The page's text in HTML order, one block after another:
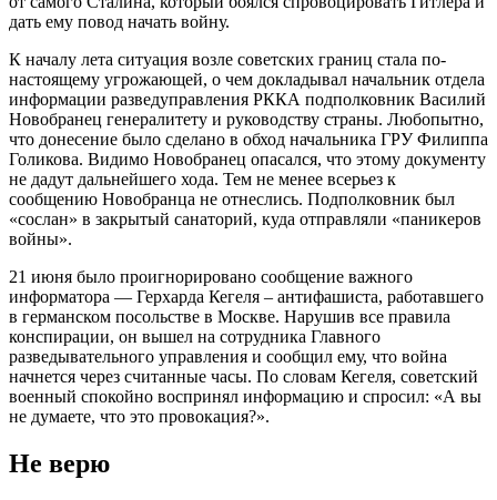
дать ему повод начать войну.
К началу лета ситуация возле советских границ стала по-
настоящему угрожающей, о чем докладывал начальник отдела
информации разведуправления РККА подполковник Василий
Новобранец генералитету и руководству страны. Любопытно,
что донесение было сделано в обход начальника ГРУ Филиппа
Голикова. Видимо Новобранец опасался, что этому документу
не дадут дальнейшего хода. Тем не менее всерьез к
сообщению Новобранца не отнеслись. Подполковник был
«сослан» в закрытый санаторий, куда отправляли «паникеров
войны».
21 июня было проигнорировано сообщение важного
информатора — Герхарда Кегеля – антифашиста, работавшего
в германском посольстве в Москве. Нарушив все правила
конспирации, он вышел на сотрудника Главного
разведывательного управления и сообщил ему, что война
начнется через считанные часы. По словам Кегеля, советский
военный спокойно воспринял информацию и спросил: «А вы
не думаете, что это провокация?».
Не верю